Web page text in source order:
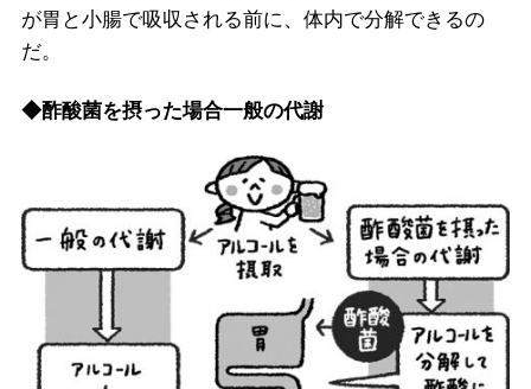
が胃と小腸で吸収される前に、体内で分解できるの
だ。
◆酢酸菌を摂った場合一般の代謝